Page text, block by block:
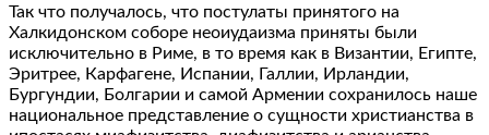
Так что получалось, что постулаты принятого на
Халкидонском соборе неоиудаизма приняты были
исключительно в Риме, в то время как в Византии, Египте,
Эритрее, Карфагене, Испании, Галлии, Ирландии,
Бургундии, Болгарии и самой Армении сохранилось наше
национальное представление о сущности христианства в